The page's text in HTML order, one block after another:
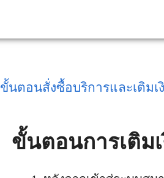
ขั้นตอนสั่งซื้อบริการและเติมเ
ขั้นตอนการเติม